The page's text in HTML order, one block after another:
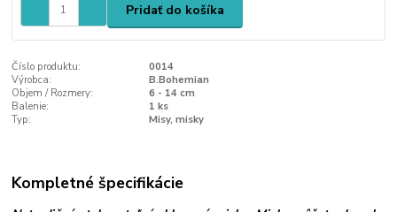
Pridať do košíka
Číslo produktu:
0014
Výrobca:
B.Bohemian
Objem / Rozmery:
6 - 14 cm
Balenie:
1 ks
Typ:
Misy, misky
Kompletné špecifikácie